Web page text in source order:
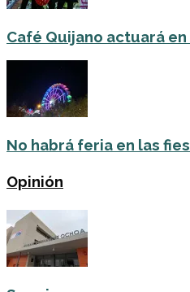
Café Quijano actuará
No habrá feria en las
Opinión